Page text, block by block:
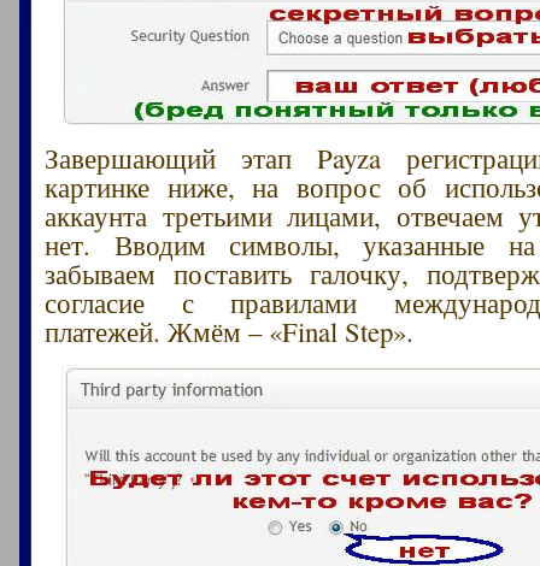
Завершающий этап Payza
картинке ниже, на вопрос об
аккаунта третьими лицами, отвечаем
нет. Вводим символы, указанные
забываем поставить галочку,
согласие с правилами
платежей. Жмём – «Final Step».